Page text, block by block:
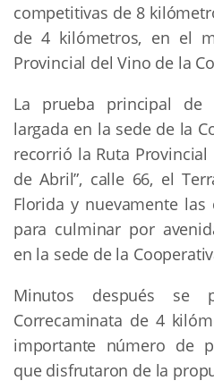
competitivas de 8
de 4 kilómetros, en el
Provincial del Vino de la
La prueba principal
largada en la sede de la
recorrió la Ruta Provincial
de Abril”, calle 66, el
Florida y nuevamente las
para culminar por
en la sede de la
Minutos después se
Correcaminata de 4
importante número de
que disfrutaron de la